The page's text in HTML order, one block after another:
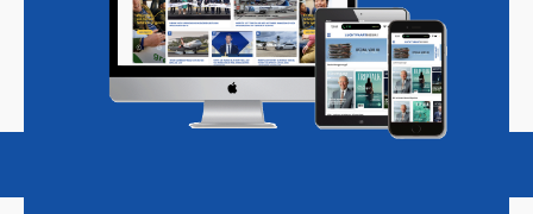
Magazine Podcasts Vacatures